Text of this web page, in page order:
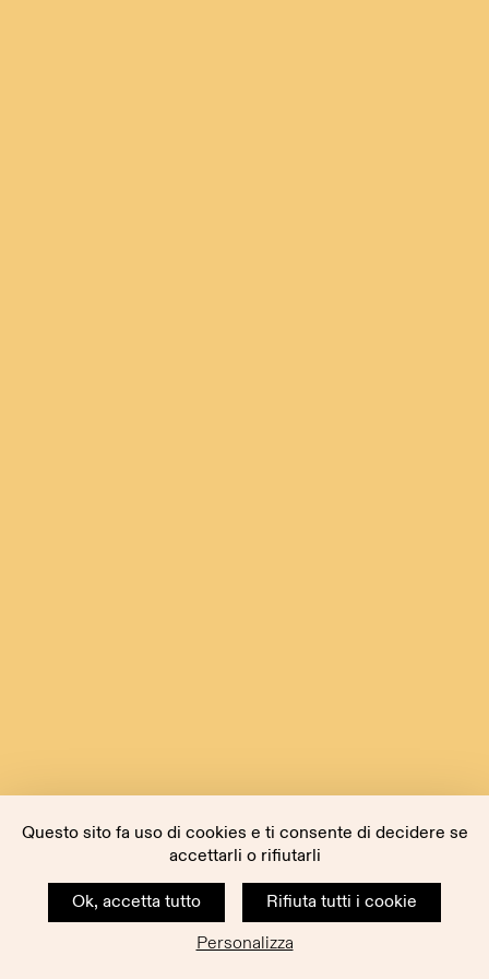
Questo sito fa uso di cookies e ti consente di decidere se
accettarli o rifiutarli
Ok, accetta tutto
Rifiuta tutti i cookie
Personalizza